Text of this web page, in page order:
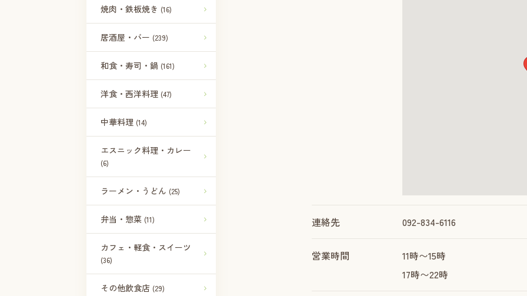
焼肉・鉄板焼き (16)
居酒屋・バー (239)
和食・寿司・鍋 (161)
洋食・西洋料理 (47)
中華料理 (14)
エスニック料理・カレー
(6)
ラーメン・うどん (25)
弁当・惣菜 (11)
カフェ・軽食・スイーツ
(36)
その他飲食店 (29)
連絡先 092-834-6116
営業時間
11時〜15時
17時〜22時